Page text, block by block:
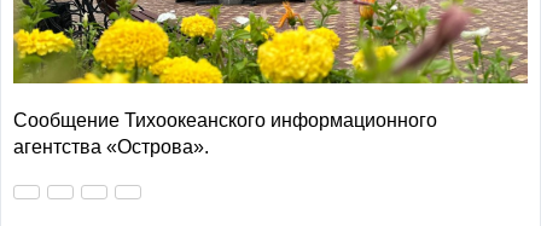
Сообщение Тихоокеанского информационного
агентства «Острова».